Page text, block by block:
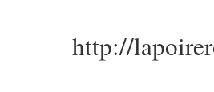
http://